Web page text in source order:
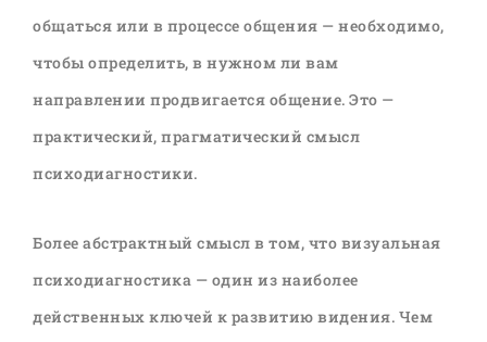
общаться или в процессе общения — необходимо,
чтобы определить, в нужном ли вам
направлении продвигается общение. Это —
практический, прагматический смысл
психодиагностики.
Более абстрактный смысл в том, что визуальная
психодиагностика — один из наиболее
действенных ключей к развитию видения. Чем